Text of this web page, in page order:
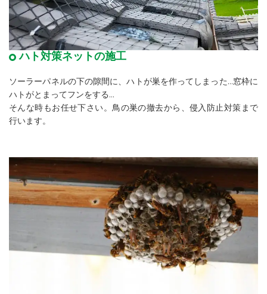
ハト対策ネットの施工
ソーラーパネルの下の隙間に、ハトが巣を作ってしまった…窓枠に
ハトがとまってフンをする…
そんな時もお任せ下さい。鳥の巣の撤去から、侵入防止対策まで
行います。